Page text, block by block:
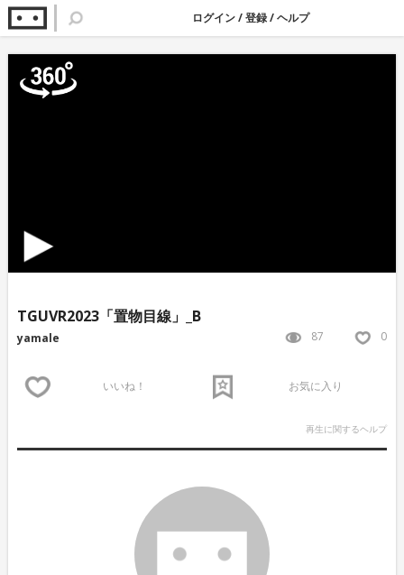
ログイン/登録/ヘルプ
TGUVR2023「置物目線」_B
yamale 87 0
いいね！ お気に入り
再生に関するヘルプ